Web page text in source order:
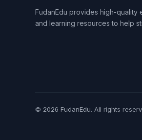
FudanEdu provides high-quality
and learning resources to help
© 2026 FudanEdu. All rights